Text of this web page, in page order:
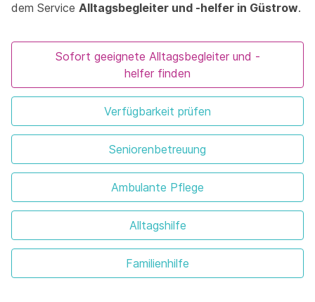
dem Service Alltagsbegleiter und -helfer in Güstrow.
Sofort geeignete Alltagsbegleiter und -
helfer finden
Verfügbarkeit prüfen
Seniorenbetreuung
Ambulante Pflege
Alltagshilfe
Familienhilfe